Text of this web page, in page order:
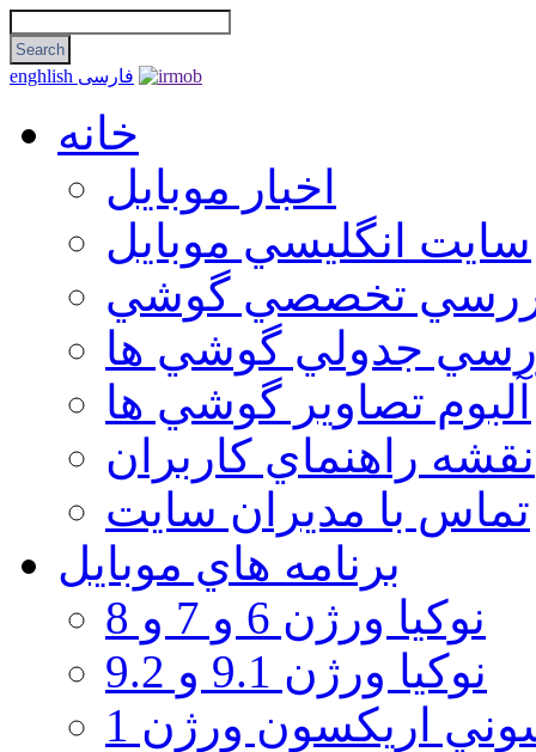
enghlish فارسی
خانه
اخبار موبایل
سايت انگليسي موبايل
تخصصي گوشي
جدولي گوشي ها
آلبوم تصاوير گوشي ها
نقشه راهنماي كاربران
تماس با مديران سايت
برنامه هاي موبايل
نوکیا ورژن 6 و 7 و 8
نوکیا ورژن 9.1 و 9.2
اريكسون ورژن 1